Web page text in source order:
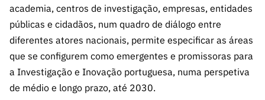
Balcão da Ciência
90 Segundos
de Ciência
Subscrever
Direct Mail
de
Concursos
Contactos
Recrutam
ento,
Aquisição
de
Serviços e
academia, centros de investigação, empresas, entidades
públicas e cidadãos, num quadro de diálogo entre
diferentes atores nacionais, permite especificar as áreas
que se configurem como emergentes e promissoras para
a Investigação e Inovação portuguesa, numa perspetiva
de médio e longo prazo, até 2030.